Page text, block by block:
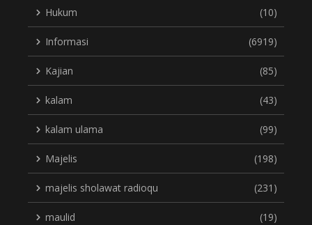
Hukum (10)
Informasi (6919)
Kajian (85)
kalam (43)
kalam ulama (99)
Majelis (198)
majelis sholawat radioqu (231)
maulid (19)